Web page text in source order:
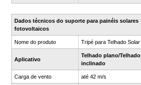
Dados técnicos do suporte para painéis solares
fotovoltaicos
Nome do produto Tripé para Telhado Solar
Aplicativo
Telhado plano/Telhado
inclinado
Carga de vento até 42 m/s